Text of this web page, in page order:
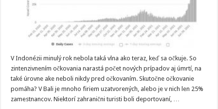
V Indonézii minulý rok nebola taká vlna ako teraz, keď sa očkuje. So
zintenzivnením očkovania narastá počet nových prípadov aj úmrtí, na
také úrovne ake neboli nikdy pred očkovaním. Skutočne očkovanie
pomáha? V Bali je mnoho firiem uzatvorených, alebo je v nich len 25%
zamestnancov. Niektorí zahranični turisti boli deportovaní, …